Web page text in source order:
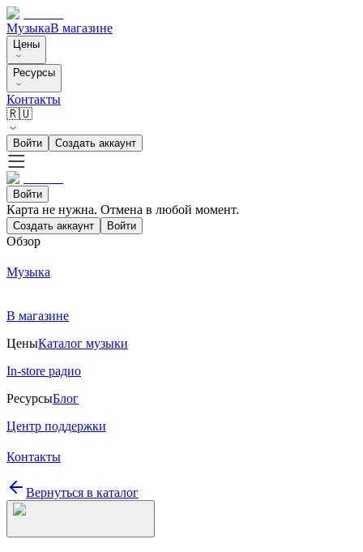
МузыкаВ магазине
Цены
Ресурсы
Контакты
🇷🇺
Войти Создать аккаунт
Войти
Карта не нужна. Отмена в любой момент.
Создать аккаунт Войти
Обзор
Музыка
В магазине
ЦеныКаталог музыки
In-store радио
РесурсыБлог
Центр поддержки
Контакты
Вернуться в каталог